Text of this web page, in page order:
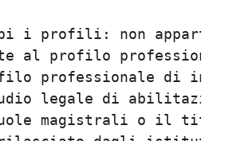
i profili: non
al
legale di
scuole